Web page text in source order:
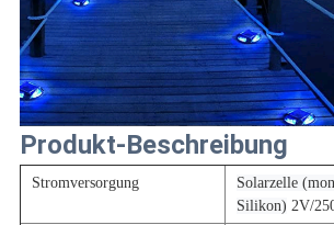
Produkt-Beschreibung
Stromversorgung
Solarzelle
Silikon) 2V/